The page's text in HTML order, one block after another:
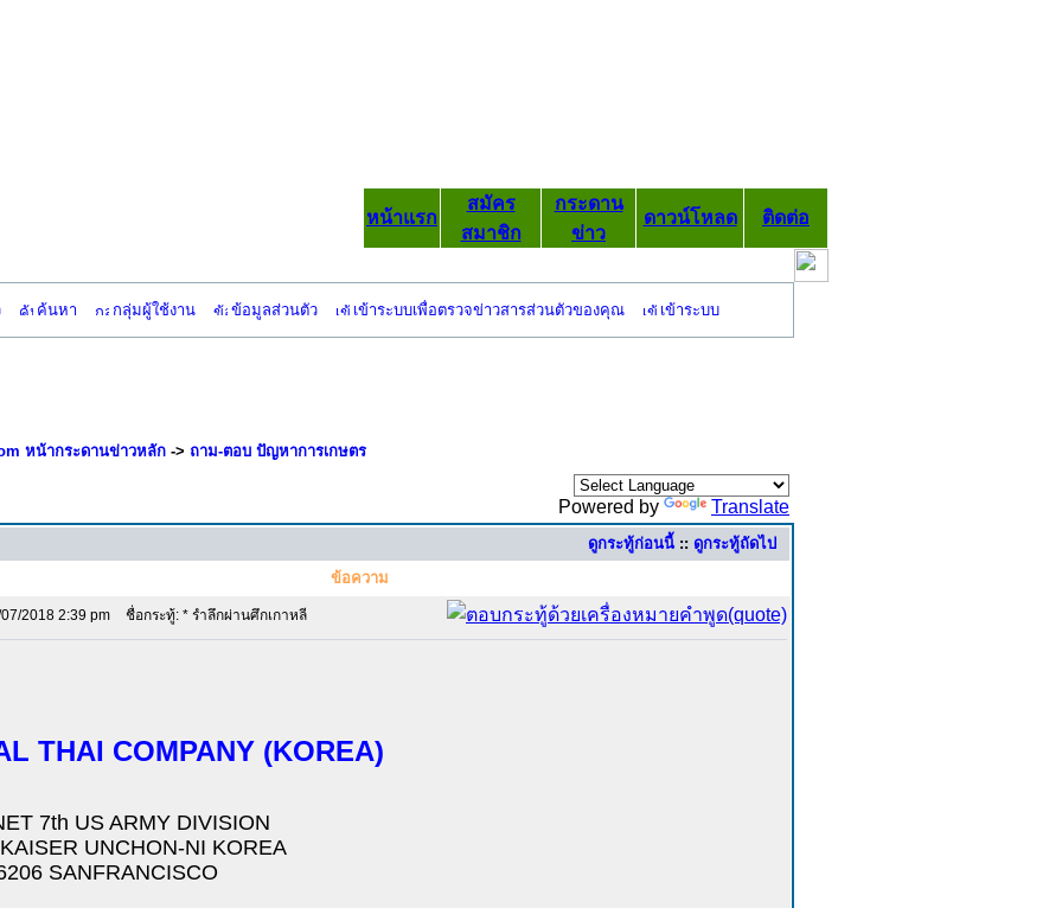
หน้าแรก
สมัคร
สมาชิก
กระดาน
ข่าว
ดาวน์โหลด ติดต่อ
ค้นหา กลุ่มผู้ใช้งาน ข้อมูลส่วนตัว เข้าระบบเพื่อตรวจข่าวสารส่วนตัวของคุณ เข้าระบบ
หน้ากระดานข่าวหลัก -> ถาม-ตอบ ปัญหาการเกษตร
Powered by Translate
ดูกระทู้ก่อนนี้ :: ดูกระทู้ถัดไป
ข้อความ
2018 2:39 pm ชื่อกระทู้: * รำลึกผ่านศึกเกาหลี
THAI COMPANY (KOREA)
7th US ARMY DIVISION
UNCHON-NI KOREA
SANFRANCISCO